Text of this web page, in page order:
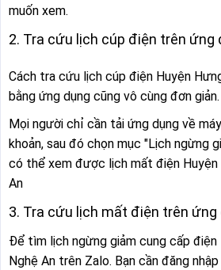
muốn xem.
2. Tra cứu lịch cúp điện trên ứng
Cách tra cứu lịch cúp điện Huyện
bằng ứng dụng cũng vô cùng đơn giản.
Mọi người chỉ cần tải ứng dụng về
khoản, sau đó chọn mục "Lịch ngừng
có thể xem được lịch mất điện Huyện
An
3. Tra cứu lịch mất điện trên ứng
Để tìm lịch ngừng giảm cung cấp điện
Nghệ An trên Zalo. Bạn cần đăng